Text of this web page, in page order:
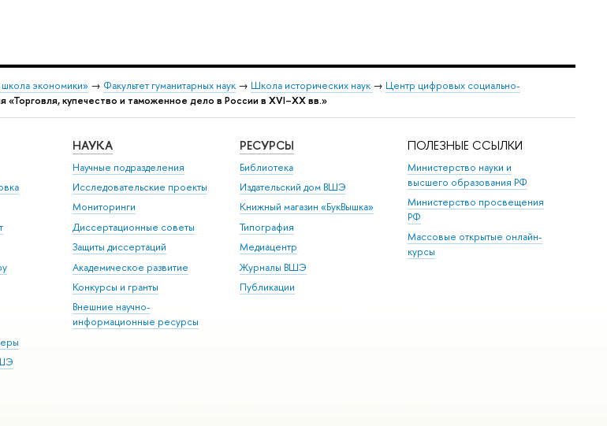
экономики» → Факультет гуманитарных наук → Школа исторических наук → Центр цифровых социально-
«Торговля, купечество и таможенное дело в России в XVI–XX вв.»
НАУКА
Научные подразделения
Исследовательские проекты
Мониторинги
Диссертационные советы
Защиты диссертаций
Академическое развитие
Конкурсы и гранты
Внешние научно-
информационные ресурсы
РЕСУРСЫ
Библиотека
Издательский дом ВШЭ
Книжный магазин «БукВышка»
Типография
Медиацентр
Журналы ВШЭ
Публикации
ПОЛЕЗНЫЕ ССЫЛКИ
Министерство науки и
высшего образования РФ
Министерство просвещения
РФ
Массовые открытые онлайн-
курсы